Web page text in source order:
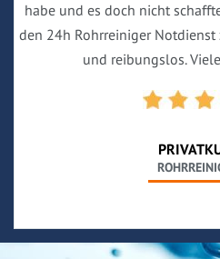
habe und es doch nicht
den 24h Rohrreiniger
und reibungslos.